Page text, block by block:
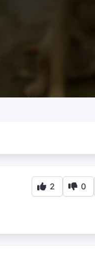
2 0